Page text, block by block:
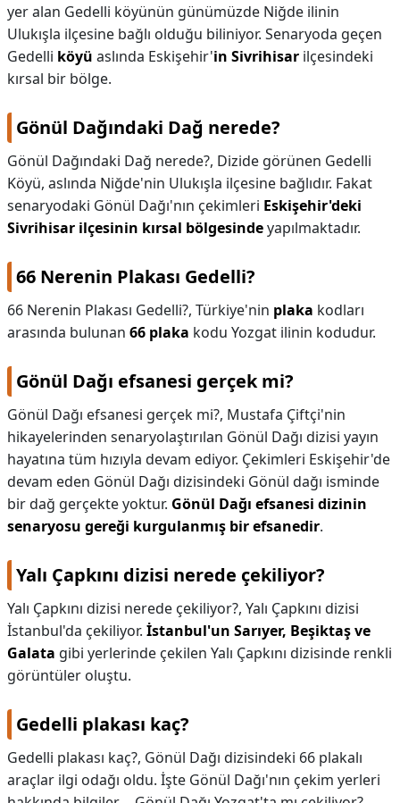
yer alan Gedelli köyünün günümüzde Niğde ilinin
Ulukışla ilçesine bağlı olduğu biliniyor. Senaryoda geçen
Gedelli köyü aslında Eskişehir'in Sivrihisar ilçesindeki
kırsal bir bölge.
Gönül Dağındaki Dağ nerede?
Gönül Dağındaki Dağ nerede?, Dizide görünen Gedelli
Köyü, aslında Niğde'nin Ulukışla ilçesine bağlıdır. Fakat
senaryodaki Gönül Dağı'nın çekimleri Eskişehir'deki
Sivrihisar ilçesinin kırsal bölgesindeyapılmaktadır.
66 Nerenin Plakası Gedelli?
66 Nerenin Plakası Gedelli?, Türkiye'nin plaka kodları
arasında bulunan 66 plaka kodu Yozgat ilinin kodudur.
Gönül Dağı efsanesi gerçek mi?
Gönül Dağı efsanesi gerçek mi?, Mustafa Çiftçi'nin
hikayelerinden senaryolaştırılan Gönül Dağı dizisi yayın
hayatına tüm hızıyla devam ediyor. Çekimleri Eskişehir'de
devam eden Gönül Dağı dizisindeki Gönül dağı isminde
bir dağ gerçekte yoktur. Gönül Dağı efsanesi dizinin
senaryosu gereği kurgulanmış bir efsanedir.
Yalı Çapkını dizisi nerede çekiliyor?
Yalı Çapkını dizisi nerede çekiliyor?, Yalı Çapkını dizisi
İstanbul'da çekiliyor. İstanbul'un Sarıyer, Beşiktaş ve
Galata gibi yerlerinde çekilen Yalı Çapkını dizisinde renkli
görüntüler oluştu.
Gedelli plakası kaç?
Gedelli plakası kaç?, Gönül Dağı dizisindeki 66 plakalı
araçlar ilgi odağı oldu. İşte Gönül Dağı'nın çekim yerleri